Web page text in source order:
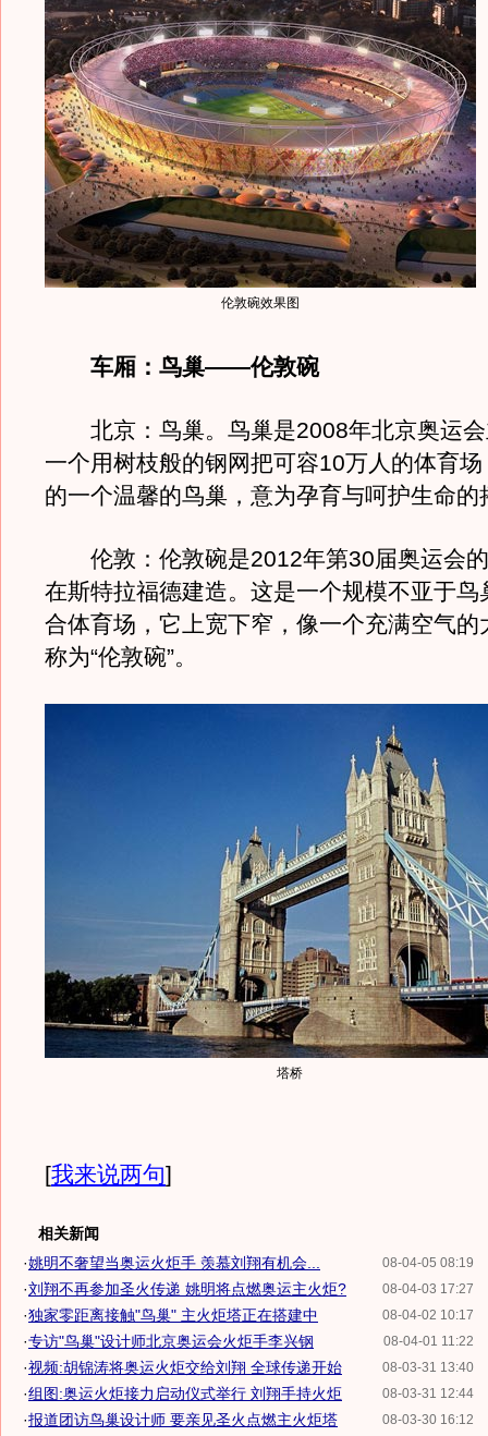
伦敦碗效果图
车厢：鸟巢――伦敦碗
北京：鸟巢。鸟巢是2008年北京奥运会
一个用树枝般的钢网把可容10万人的体育
的一个温馨的鸟巢，意为孕育与呵护生命的
伦敦：伦敦碗是2012年第30届奥运会
在斯特拉福德建造。这是一个规模不亚于鸟
合体育场，它上宽下窄，像一个充满空气的
称为“伦敦碗”。
塔桥
[我来说两句]
相关新闻
08-04-05 08:19
·姚明不奢望当奥运火炬手 羡慕刘翔有机会...
08-04-03 17:27
·刘翔不再参加圣火传递 姚明将点燃奥运主火炬?
08-04-02 10:17
·独家零距离接触"鸟巢" 主火炬塔正在搭建中
08-04-01 11:22
·专访"鸟巢"设计师北京奥运会火炬手李兴钢
08-03-31 13:40
·视频:胡锦涛将奥运火炬交给刘翔 全球传递开始
08-03-31 12:44
·组图:奥运火炬接力启动仪式举行 刘翔手持火炬
08-03-30 16:12
·报道团访鸟巢设计师 要亲见圣火点燃主火炬塔